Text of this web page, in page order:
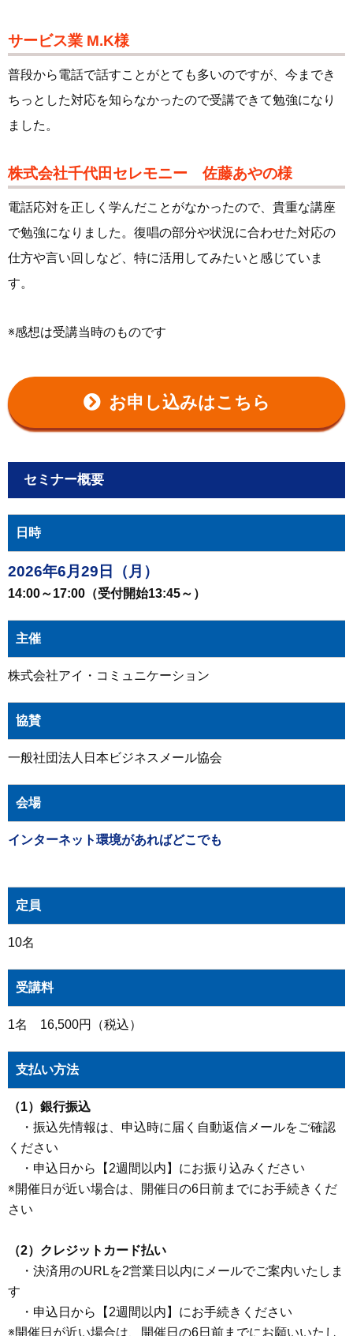
サービス業 M.K様
普段から電話で話すことがとても多いのですが、今までき
ちっとした対応を知らなかったので受講できて勉強になり
ました。
株式会社千代田セレモニー 佐藤あやの様
電話応対を正しく学んだことがなかったので、貴重な講座
で勉強になりました。復唱の部分や状況に合わせた対応の
仕方や言い回しなど、特に活用してみたいと感じていま
す。
感想は受講当時のものです
お申し込みはこちら
セミナー概要
日時
2026年6月29日（月）
14:00～17:00（受付開始13:45～）
主催
株式会社アイ・コミュニケーション
協賛
一般社団法人日本ビジネスメール協会
会場
インターネット環境があればどこでも
定員
10名
受講料
1名 16,500円（税込）
支払い方法
（1）銀行振込
・振込先情報は、申込時に届く自動返信メールをご確認
ください
・申込日から【2週間以内】にお振り込みください
※開催日が近い場合は、開催日の6日前までにお手続きくだ
さい
（2）クレジットカード払い
・決済用のURLを2営業日以内にメールでご案内いたしま
す
・申込日から【2週間以内】にお手続きください
※開催日が近い場合は、開催日の6日前までにお願いいたし